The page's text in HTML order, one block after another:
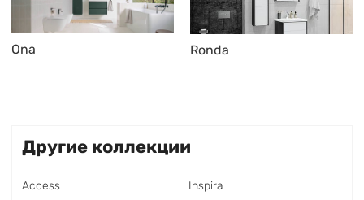
Ona Ronda
Другие коллекции
Access
Inspira